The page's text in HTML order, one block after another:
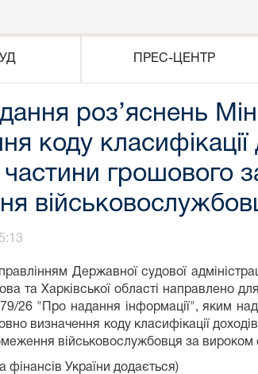
ПРЕС-ЦЕНТР
роз’яснень
коду
грошового
Державної судової
та Харківської області направлено
26 "Про надання інформації", яким
визначення коду класифікації
військовослужбовця за вироком
фінансів України додається)